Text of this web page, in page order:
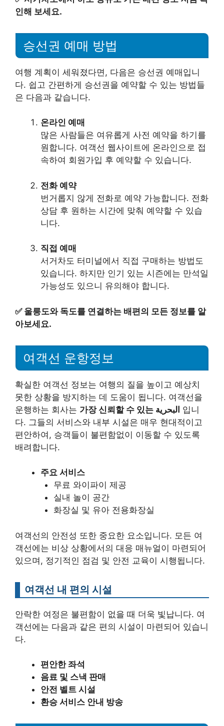
인해 보세요.
승선권 예매 방법
여행 계획이 세워졌다면, 다음은 승선권 예매입니
다. 쉽고 간편하게 승선권을 예약할 수 있는 방법들
은 다음과 같습니다.
온라인 예매
많은 사람들은 여유롭게 사전 예약을 하기를
원합니다. 여객선 웹사이트에 온라인으로 접
속하여 회원가입 후 예약할 수 있습니다.
전화 예약
번거롭지 않게 전화로 예약 가능합니다. 전화
상담 후 원하는 시간에 맞춰 예약할 수 있습
니다.
직접 예매
서거차도 터미널에서 직접 구매하는 방법도
있습니다. 하지만 인기 있는 시즌에는 만석일
가능성도 있으니 유의해야 합니다.
✅ 울릉도와 독도를 연결하는 배편의 모든 정보를 알
아보세요.
여객선 운항정보
확실한 여객선 정보는 여행의 질을 높이고 예상치
못한 상황을 방지하는 데 도움이 됩니다. 여객선을
운행하는 회사는
가장 신뢰할 수 있는 البحرية 입니
다. 그들의 서비스와 내부 시설은 매우 현대적이고
편안하여, 승객들이 불편함없이 이동할 수 있도록
배려합니다.
주요 서비스
무료 와이파이 제공
실내 놀이 공간
화장실 및 유아 전용화장실
여객선의 안전성 또한 중요한 요소입니다. 모든 여
객선에는 비상 상황에서의 대응 매뉴얼이 마련되어
있으며, 정기적인 점검 및 안전 교육이 시행됩니다.
여객선 내 편의 시설
안락한 여정은 불편함이 없을 때 더욱 빛납니다. 여
객선에는 다음과 같은 편의 시설이 마련되어 있습니
다.
편안한 좌석
음료 및 스낵 판매
안전 벨트 시설
환승 서비스 안내 방송